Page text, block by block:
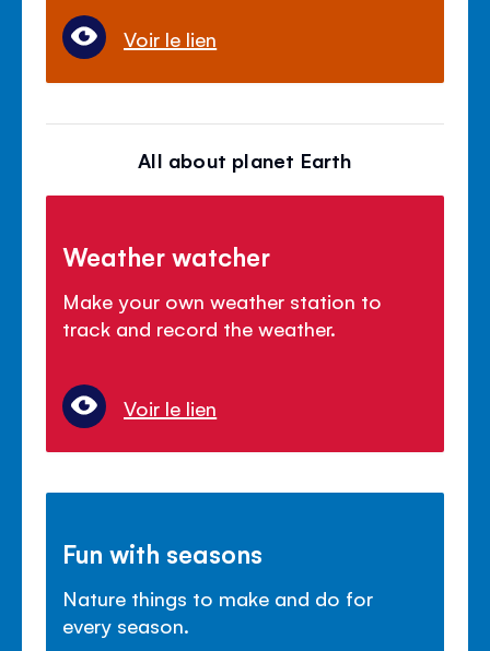
Voir le lien
All about planet Earth
Weather watcher
Make your own weather station to
track and record the weather.
Voir le lien
Fun with seasons
Nature things to make and do for
every season.